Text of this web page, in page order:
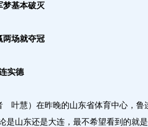
梦基本破灭
两场就夺冠
实德
慧）在昨晚的山东省体育中心，鲁
是山东还是大连，最不希望看到的就